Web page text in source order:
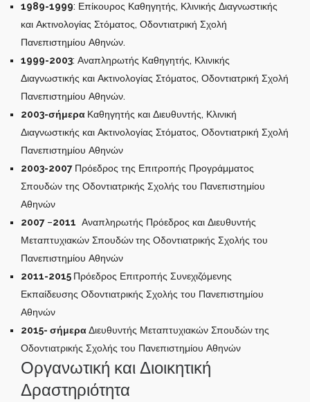
1989-1999: Επίκουρος Καθηγητής, Κλινικής Διαγνωστικής
και Ακτινολογίας Στόματος, Οδοντιατρική Σχολή
Πανεπιστημίου Αθηνών.
1999-2003: Αναπληρωτής Καθηγητής, Κλινικής
Διαγνωστικής και Ακτινολογίας Στόματος, Οδοντιατρική Σχολή
Πανεπιστημίου Αθηνών.
2003-σήμερα Καθηγητής και Διευθυντής, Κλινική
Διαγνωστικής και Ακτινολογίας Στόματος, Οδοντιατρική Σχολή
Πανεπιστημίου Αθηνών
2003-2007 Πρόεδρος της Επιτροπής Προγράμματος
Σπουδών της Οδοντιατρικής Σχολής του Πανεπιστημίου
Αθηνών
2007 –2011 Αναπληρωτής Πρόεδρος και Διευθυντής
Μεταπτυχιακών Σπουδώντης Οδοντιατρικής Σχολής του
Πανεπιστημίου Αθηνών
2011-2015 Πρόεδρος Επιτροπής Συνεχιζόμενης
Εκπαίδευσης Οδοντιατρικής Σχολής του Πανεπιστημίου
Αθηνών
2015- σήμεραΔιευθυντής Μεταπτυχιακών Σπουδώντης
Οδοντιατρικής Σχολής του Πανεπιστημίου Αθηνών
Οργανωτική και Διοικητική
Δραστηριότητα